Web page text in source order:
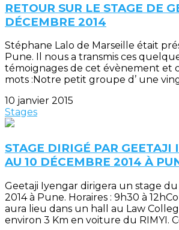
RETOUR SUR LE STAGE DE
DÉCEMBRE 2014
Stéphane Lalo de Marseille était
Pune. Il nous a transmis ces
témoignages de cet évènement et
mots :Notre petit groupe d’ une
10 janvier 2015
Stages
STAGE DIRIGÉ PAR GEETAJI
AU 10 DÉCEMBRE 2014 À
Geetaji Iyengar dirigera un stage du
2014 à Pune. Horaires : 9h30 à
aura lieu dans un hall au Law
environ 3 Km en voiture du RIMYI.